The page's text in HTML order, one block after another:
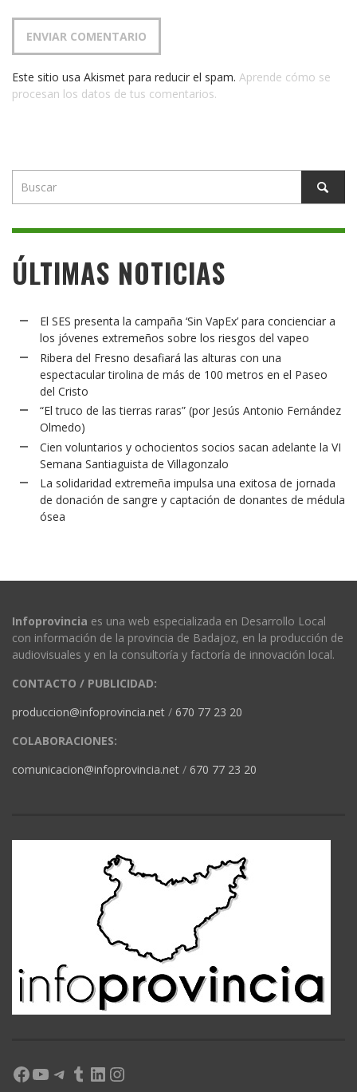
Este sitio usa Akismet para reducir el spam. Aprende cómo se
procesan los datos de tus comentarios.
ÚLTIMAS NOTICIAS
El SES presenta la campaña ‘Sin VapEx’ para concienciar a
los jóvenes extremeños sobre los riesgos del vapeo
Ribera del Fresno desafiará las alturas con una
espectacular tirolina de más de 100 metros en el Paseo
del Cristo
“El truco de las tierras raras” (por Jesús Antonio Fernández
Olmedo)
Cien voluntarios y ochocientos socios sacan adelante la VI
Semana Santiaguista de Villagonzalo
La solidaridad extremeña impulsa una exitosa de jornada
de donación de sangre y captación de donantes de médula
ósea
Infoprovincia es una web especializada en Desarrollo Local
con información de la provincia de Badajoz, en la producción de
audiovisuales y en la consultoría y factoría de innovación local.
CONTACTO / PUBLICIDAD:
produccion@infoprovincia.net / 670 77 23 20
COLABORACIONES:
comunicacion@infoprovincia.net / 670 77 23 20
Facebook
YouTube
Telegram
Tumblr
LinkedIn
Instagram